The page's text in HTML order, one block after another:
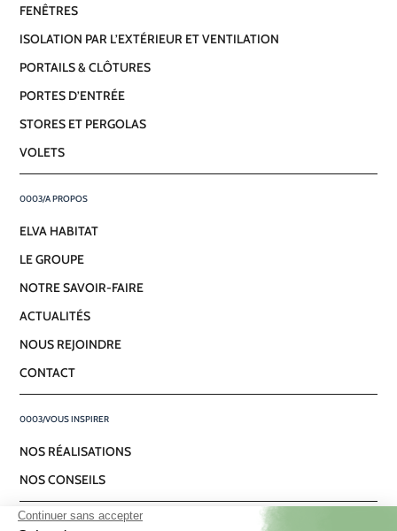
FENÊTRES
ISOLATION PAR L’EXTÉRIEUR ET VENTILATION
PORTAILS & CLÔTURES
PORTES D’ENTRÉE
STORES ET PERGOLAS
VOLETS
A PROPOS
ELVA HABITAT
LE GROUPE
NOTRE SAVOIR-FAIRE
ACTUALITÉS
NOUS REJOINDRE
CONTACT
VOUS INSPIRER
NOS RÉALISATIONS
NOS CONSEILS